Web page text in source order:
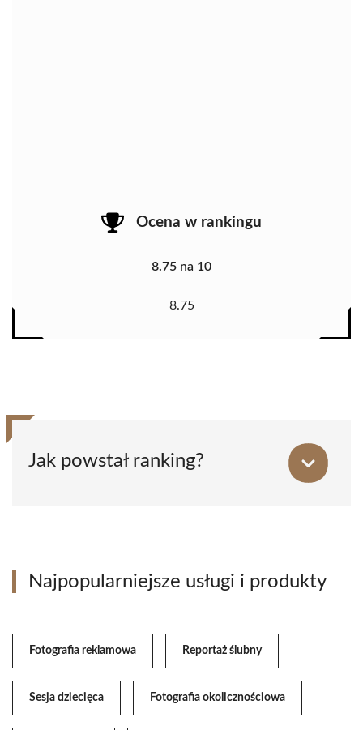
Ocena w rankingu
8.75 na 10
8.75
Jak powstał ranking?
Najpopularniejsze usługi i produkty
Fotografia reklamowa Reportaż ślubny
Sesja dziecięca Fotografia okolicznościowa